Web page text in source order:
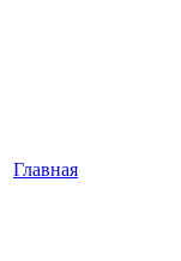
Главная